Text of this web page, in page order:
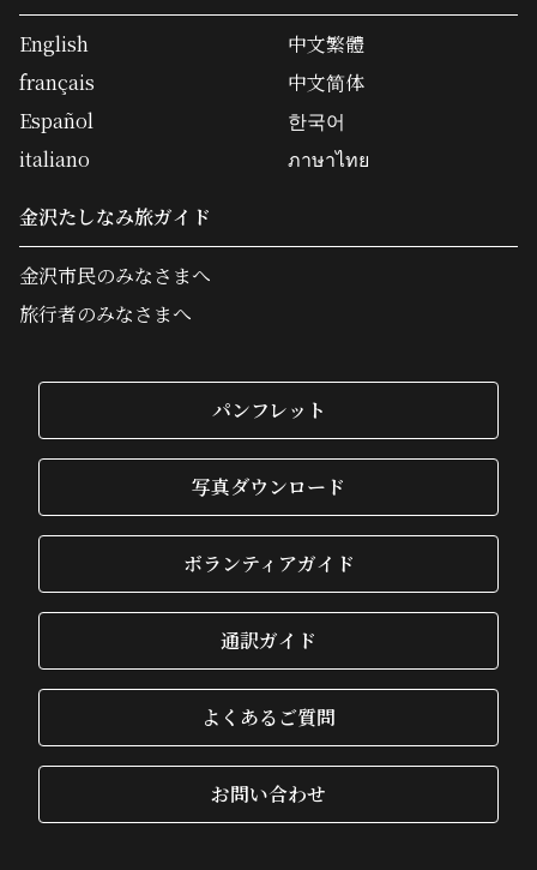
English
français
Español
italiano
中文繁體
中文简体
한국어
ภาษาไทย
金沢たしなみ旅ガイド
金沢市民のみなさまへ
旅行者のみなさまへ
パンフレット
写真ダウンロード
ボランティアガイド
通訳ガイド
よくあるご質問
お問い合わせ